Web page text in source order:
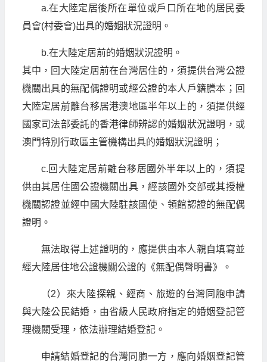
a.在大陸定居後所在單位或戶口所在地的居民委
員會(村委會)出具的婚姻狀況證明。
b.在大陸定居前的婚姻狀況證明。
其中，回大陸定居前在台灣居住的，須提供台灣公證
機關出具的無配偶證明或經公證的本人戶籍謄本；回
大陸定居前離台移居港澳地區半年以上的，須提供經
國家司法部委託的香港律師辨認的婚姻狀況證明，或
澳門特別行政區主管機構出具的婚姻狀況證明；
c.回大陸定居前離台移居國外半年以上的，須提
供由其居住國公證機關出具，經該國外交部或其授權
機關認證並經中國大陸駐該國使、領館認證的無配偶
證明。
無法取得上述證明的，應提供由本人親自填寫並
經大陸居住地公證機關公證的《無配偶聲明書》。
（2）來大陸探親、經商、旅遊的台灣同胞申請
與大陸公民結婚，由省級人民政府指定的婚姻登記管
理機關受理，依法辦理結婚登記。
申請結婚登記的台灣同胞一方，應向婚姻登記管